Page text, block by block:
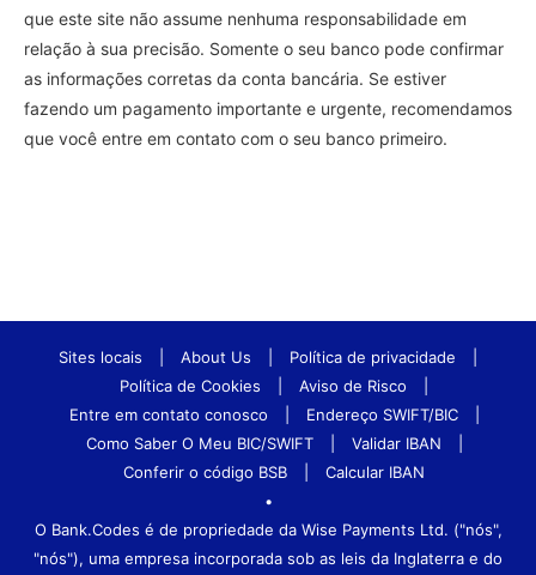
que este site não assume nenhuma responsabilidade em
relação à sua precisão. Somente o seu banco pode confirmar
as informações corretas da conta bancária. Se estiver
fazendo um pagamento importante e urgente, recomendamos
que você entre em contato com o seu banco primeiro.
Sites locais About Us Política de privacidade
Política de Cookies
Aviso de Risco
Entre em contato conosco
Endereço SWIFT/BIC
Como Saber O Meu BIC/SWIFT
Validar IBAN
Conferir o código BSB
Calcular IBAN
•
O Bank.Codes é de propriedade da Wise Payments Ltd. ("nós",
"nós"), uma empresa incorporada sob as leis da Inglaterra e do